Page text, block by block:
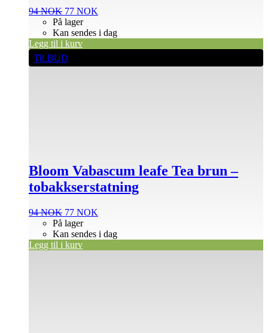
94NOK Opprinnelig
pris
var:
94 NOK.
77 NOK
er:
På lager
Kan sendes i dag
Legg til i kurv
TILBUD
Bloom Vabascum leafe Tea brun –
tobakkserstatning
94NOK Opprinnelig
pris
var:
94 NOK.
77 NOK
er:
På lager
Kan sendes i dag
Legg til i kurv